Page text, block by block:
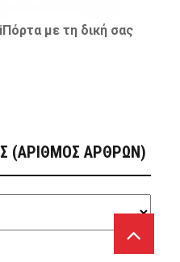
με τη δική σας
(ΑΡΙΘΜΟΣ ΑΡΘΡΩΝ)